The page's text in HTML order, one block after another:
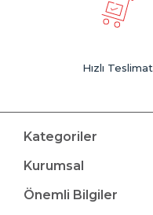
Hızlı Teslimat
Kategoriler
Kurumsal
Önemli Bilgiler